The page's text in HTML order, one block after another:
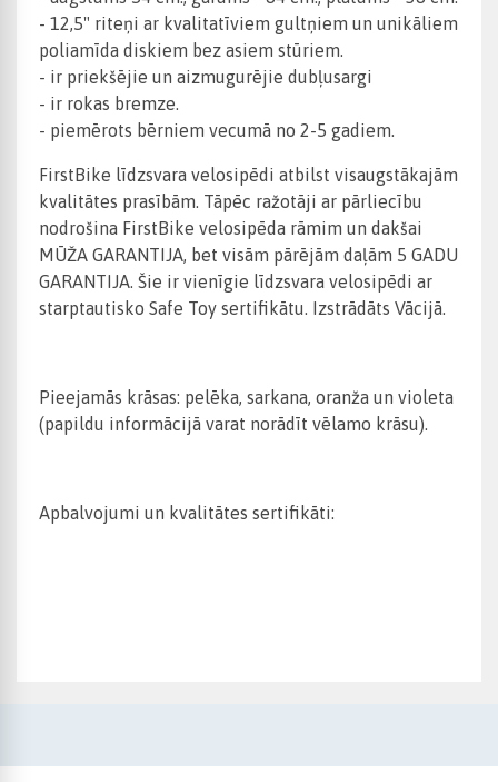
- 12,5" riteņi ar kvalitatīviem gultņiem un unikāliem
poliamīda diskiem bez asiem stūriem.
- ir priekšējie un aizmugurējie dubļusargi
- ir rokas bremze.
- piemērots bērniem vecumā no 2-5 gadiem.
FirstBike līdzsvara velosipēdi atbilst visaugstākajām
kvalitātes prasībām. Tāpēc ražotāji ar pārliecību
nodrošina FirstBike velosipēda rāmim un dakšai
MŪŽA GARANTIJA, bet visām pārējām daļām 5 GADU
GARANTIJA. Šie ir vienīgie līdzsvara velosipēdi ar
starptautisko Safe Toy sertifikātu. Izstrādāts Vācijā.
Pieejamās krāsas: pelēka, sarkana, oranža un violeta
(papildu informācijā varat norādīt vēlamo krāsu).
Apbalvojumi un kvalitātes sertifikāti: